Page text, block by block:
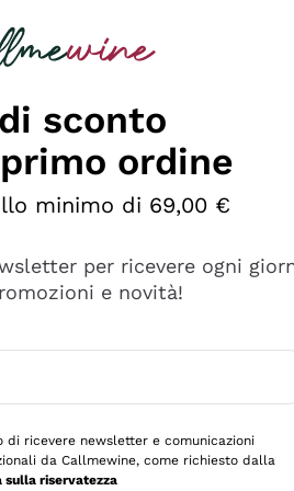
ampio range di prezzo. Le
sconto
ordine
minimo di 69,00 €
per ricevere ogni
e novità!
di ricevere newsletter e comunicazioni
da Callmewine, come richiesto dalla
sulla riservatezza